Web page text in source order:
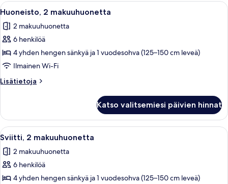
Avaa
kaikki
huonetyypin
Huoneisto,
2
makuuhuonetta
kuvat
Olohuoneessa on sohva,
7
Huoneisto, 2 makuuhuonetta
2 makuuhuonetta
6 henkilöä
4 yhden hengen sänkyä ja 1 vuodesohva (125–150 cm leveä)
Ilmainen Wi-Fi
Lisätietoja
Lisätietoja
makuuhuonetta
Katso valitsemiesi päivien hinnat
Avaa
kaikki
huonetyypin
Sviitti,
2
Makuuhuoneessa on sänky,
6
Sviitti, 2 makuuhuonetta
2 makuuhuonetta
6 henkilöä
4 yhden hengen sänkyä ja 1 vuodesohva (125–150 cm leveä)